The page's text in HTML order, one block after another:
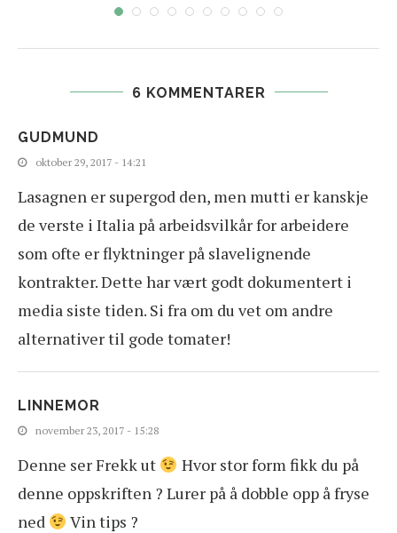
6 KOMMENTARER
GUDMUND
oktober 29, 2017 - 14:21
Lasagnen er supergod den, men mutti er kanskje
de verste i Italia på arbeidsvilkår for arbeidere
som ofte er flyktninger på slavelignende
kontrakter. Dette har vært godt dokumentert i
media siste tiden. Si fra om du vet om andre
alternativer til gode tomater!
LINNEMOR
november 23, 2017 - 15:28
Denne ser Frekk ut
Hvor stor form fikk du på
denne oppskriften ? Lurer på å dobble opp å fryse
ned
Vin tips ?